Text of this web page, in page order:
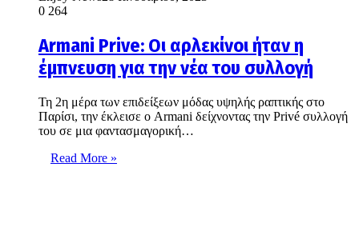
0 264
Armani Prive: Οι αρλεκίνοι ήταν η
έμπνευση για την νέα του συλλογή
Τη 2η μέρα των επιδείξεων μόδας υψηλής ραπτικής στο
Παρίσι, την έκλεισε ο Armani δείχνοντας την Privé συλλογή
του σε μια φαντασμαγορική…
Read More »